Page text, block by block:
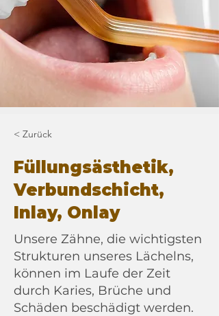
< Zurück
Füllungsästhetik,
Verbundschicht,
Inlay, Onlay
Unsere Zähne, die wichtigsten
Strukturen unseres Lächelns,
können im Laufe der Zeit
durch Karies, Brüche und
Schäden beschädigt werden.